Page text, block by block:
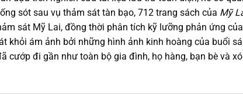
sót sau vụ thảm sát tàn bạo, 712 trang sách của Mỹ
sát Mỹ Lai, đồng thời phân tích kỹ lưỡng phản ứng
khỏi ám ảnh bởi những hình ảnh kinh hoàng của buổi
đi gần như toàn bộ gia đình, họ hàng, bạn bè và